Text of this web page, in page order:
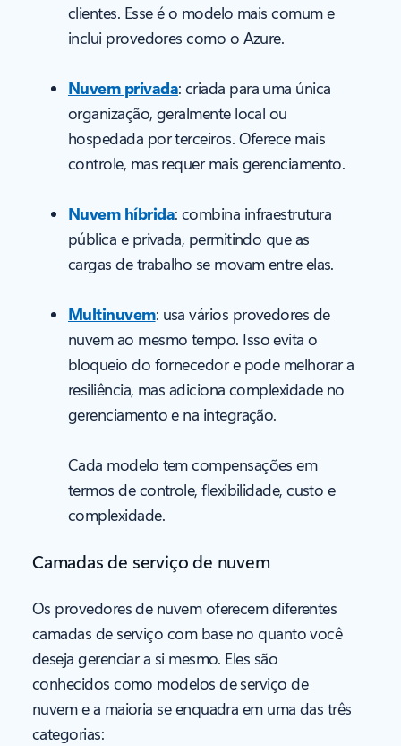
clientes. Esse é o modelo mais comum e
inclui provedores como o Azure.
Nuvem privada: criada para uma única
organização, geralmente local ou
hospedada por terceiros. Oferece mais
controle, mas requer mais gerenciamento.
Nuvem híbrida: combina infraestrutura
pública e privada, permitindo que as
cargas de trabalho se movam entre elas.
Multinuvem: usa vários provedores de
nuvem ao mesmo tempo. Isso evita o
bloqueio do fornecedor e pode melhorar a
resiliência, mas adiciona complexidade no
gerenciamento e na integração.
Cada modelo tem compensações em
termos de controle, flexibilidade, custo e
complexidade.
Camadas de serviço de nuvem
Os provedores de nuvem oferecem diferentes
camadas de serviço com base no quanto você
deseja gerenciar a si mesmo. Eles são
conhecidos como modelos de serviço de
nuvem e a maioria se enquadra em uma das três
categorias: